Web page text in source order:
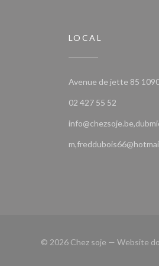
LOCAL
Avenue de jette 85
02 427 55 52
© 2026 Chez soje — Website